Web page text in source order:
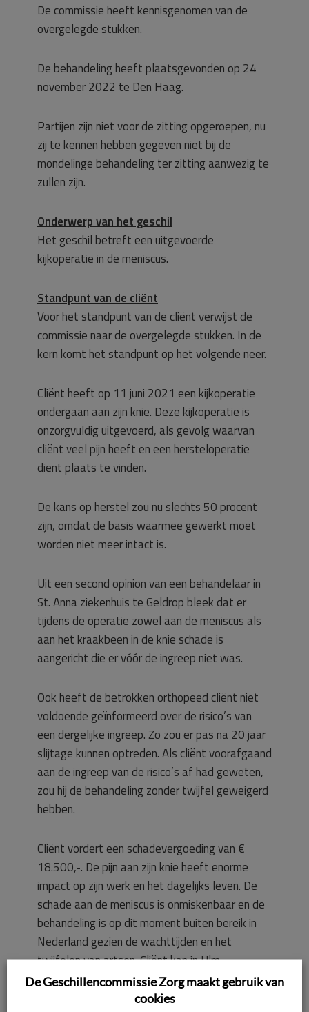
De commissie heeft kennisgenomen van de
overgelegde stukken.
De behandeling heeft plaatsgevonden op 24
november 2022 te Den Haag.
Partijen zijn niet voor de zitting opgeroepen, nu
zij te kennen hebben gegeven niet bij de
mondelinge behandeling ter zitting aanwezig te
zullen zijn.
Onderwerp van het geschil
Het geschil betreft een uitgevoerde
kijkoperatie in de meniscus.
Standpunt van de cliënt
Voor het standpunt van de cliënt verwijst de
commissie naar de overgelegde stukken. In de
kern komt het standpunt op het volgende neer.
Cliënt heeft op 11 juni 2021 een kijkoperatie
ondergaan aan zijn knie. Deze kijkoperatie is
onzorgvuldig uitgevoerd, als gevolg waarvan
cliënt veel pijn heeft en een hersteloperatie
dient plaats te vinden.
De kans op herstel zou nu slechts 50 procent
zijn, omdat de basis waarmee gewerkt moet
worden niet meer intact is.
Uit een second opinion van een behandelaar in
St. Anna ziekenhuis te Geldrop bleek dat er
tijdens de operatie zowel aan de meniscus als
aan het kraakbeen in de knie schade is
aangericht die er vóór de ingreep niet was.
Ook heeft de betrokken orthopeed cliënt niet
voldoende geïnformeerd over de risico’s van
een dergelijke ingreep. Zo zou er pas na 20 jaar
slijtage kunnen optreden. Als cliënt voorafgaand
aan de ingreep van de risico’s af had geweten,
zou hij de behandeling zonder twijfel geweigerd
hebben.
Cliënt vordert een schadevergoeding van €
18.500,-. De pijn aan zijn knie heeft enorme
impact op zijn werk en het dagelijks leven. De
schade aan de meniscus is onmiskenbaar en de
behandeling is op dit moment buiten bereik in
Nederland gezien de wachttijden en het
twijfelen van artsen. Cliënt kan in Ulm
(Duitsland) een hersteloperatie ondergaan, die
voor een deel door de
De Geschillencommissie Zorg maakt gebruik van
cookies